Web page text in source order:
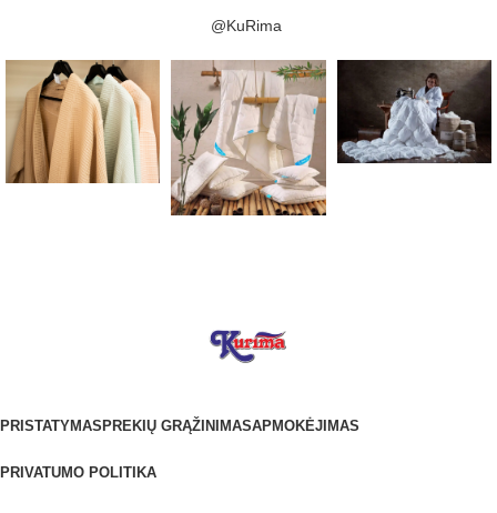
@KuRima
PRISTATYMAS PREKIŲ GRĄŽINIMASAPMOKĖJIMAS
PRIVATUMO POLITIKA